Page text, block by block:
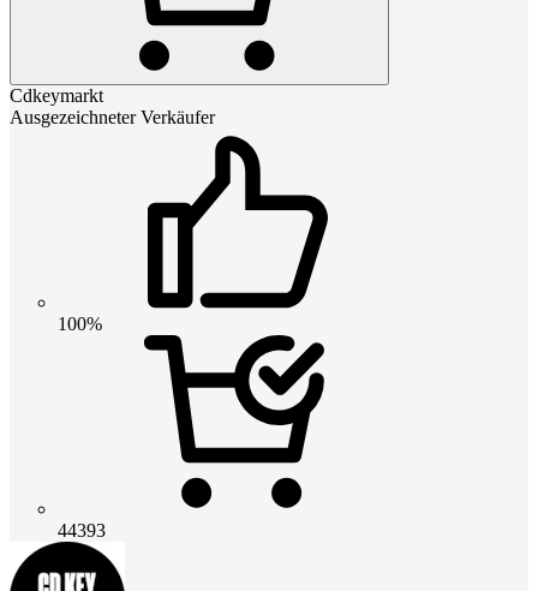
Cdkeymarkt
Ausgezeichneter Verkäufer
100%
44393